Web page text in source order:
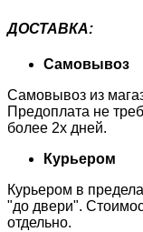
ДОСТАВКА:
Самовывоз
Самовывоз из
Предоплата не
более 2х дней.
Курьером
Курьером в
"до двери".
отдельно.